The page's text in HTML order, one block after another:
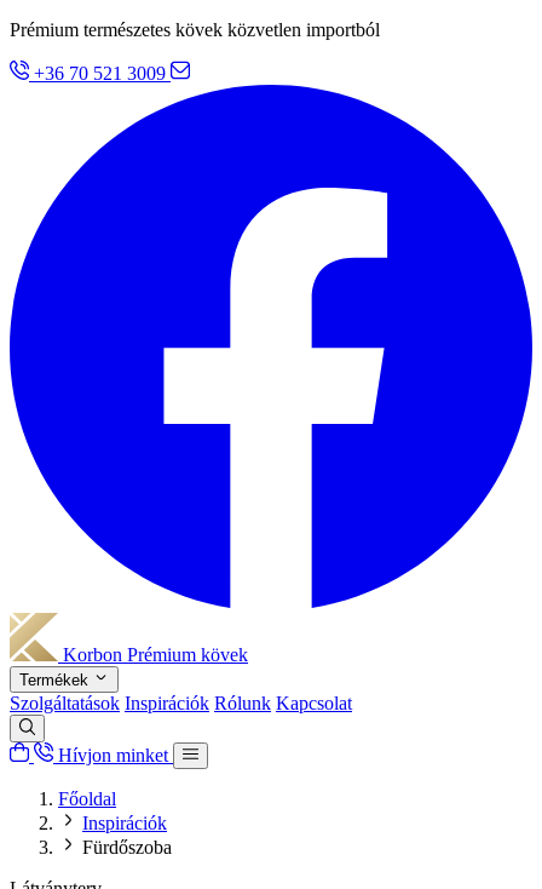
Prémium természetes kövek közvetlen importból
+36 70 521 3009
Korbon Prémium kövek
Termékek
Szolgáltatások Inspirációk Rólunk Kapcsolat
Hívjon minket
Főoldal
Inspirációk
Fürdőszoba